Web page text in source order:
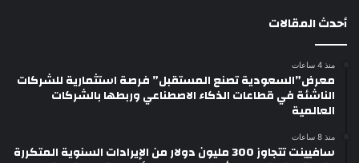
أحدث المقالات
منذ 4 ساعات
معرض”السعودية تصنع المستقبل” فرصة استثمارية للشركات
الناشئة في قطاعات الذكاء الاصطناعي وربطها بالشركات
العالمية
منذ 8 ساعات
سافيينت تتجاوز 300 مليون دولار من الإيرادات السنوية المتكررة